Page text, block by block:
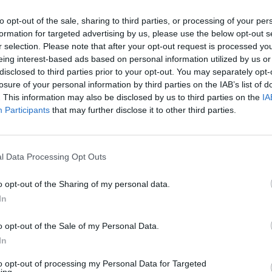
opt-out of the sale, sharing to third parties, or processing of your
for targeted advertising by us, please use the below opt-out
selection. Please note that after your opt-out request is processed
interest-based ads based on personal information utilized by us
to third parties prior to your opt-out. You may separately
of your personal information by third parties on the IAB’s list of
This information may also be disclosed by us to third parties on the
Participants that may further disclose it to other third parties.
Data Processing Opt Outs
opt-out of the Sharing of my personal data.
opt-out of the Sale of my Personal Data.
opt-out of processing my Personal Data for Targeted